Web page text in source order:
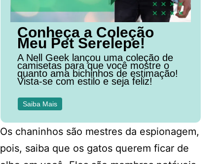
Conheça a Coleção
Meu Pet Serelepe!
A Nell Geek lançou uma coleção de
camisetas para que você mostre o
quanto ama bichinhos de estimação!
Vista-se com estilo e seja feliz!
Saiba Mais
Os chaninhos são mestres da espionagem,
pois, saiba que os gatos querem ficar de